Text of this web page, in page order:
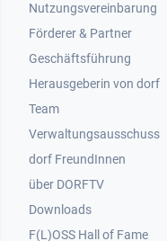
Nutzungsvereinbarung
Footer 2
Förderer & Partner
Geschäftsführung
Herausgeberin von dorf
Team
Verwaltungsausschuss
dorf FreundInnen
Footer 3
über DORFTV
Downloads
F(L)OSS Hall of Fame